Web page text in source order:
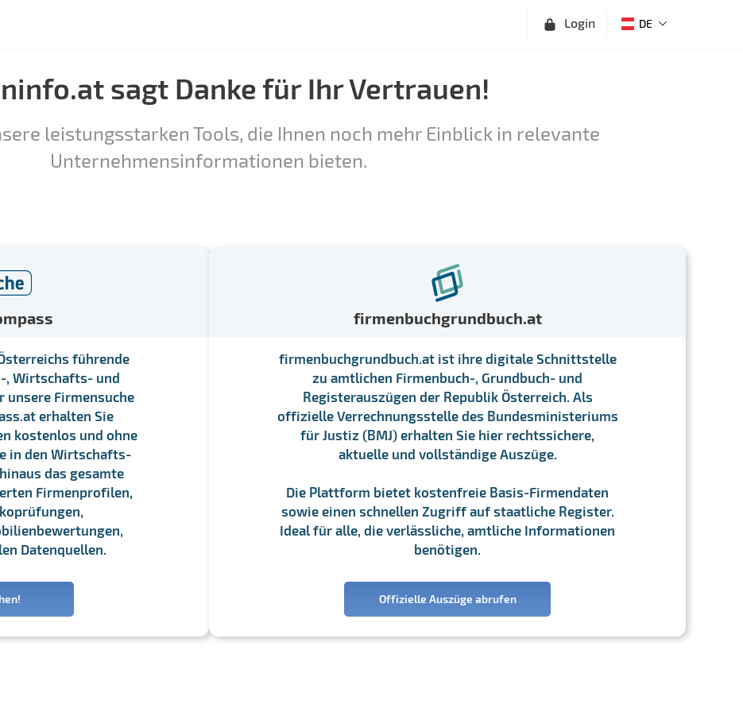
Login DE
sagt Danke für Ihr Vertrauen!
leistungsstarken Tools, die Ihnen noch mehr Einblick in relevante
Unternehmensinformationen bieten.
führende
, Wirtschafts- und
Firmensuche
erhalten Sie
kostenlos und ohne
in den Wirtschafts-
das gesamte
Firmenprofilen,
Datenquellen.
firmenbuchgrundbuch.at
firmenbuchgrundbuch.at ist ihre digitale Schnittstelle
zu amtlichen Firmenbuch-, Grundbuch- und
Registerauszügen der Republik Österreich. Als
offizielle Verrechnungsstelle des Bundesministeriums
für Justiz (BMJ) erhalten Sie hier rechtssichere,
aktuelle und vollständige Auszüge.
Die Plattform bietet kostenfreie Basis-Firmendaten
sowie einen schnellen Zugriff auf staatliche Register.
Ideal für alle, die verlässliche, amtliche Informationen
benötigen.
Offizielle Auszüge abrufen